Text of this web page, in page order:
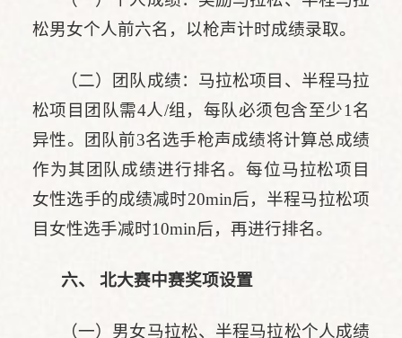
松男女个人前六名，以枪声计时成绩录取。
（二）团队成绩：马拉松项目、半程马拉
松项目团队需4人/组，每队必须包含至少1名
异性。团队前3名选手枪声成绩将计算总成绩
作为其团队成绩进行排名。每位马拉松项目
女性选手的成绩减时20min后，半程马拉松项
目女性选手减时10min后，再进行排名。
六、 北大赛中赛奖项设置
（一）男女马拉松、半程马拉松个人成绩